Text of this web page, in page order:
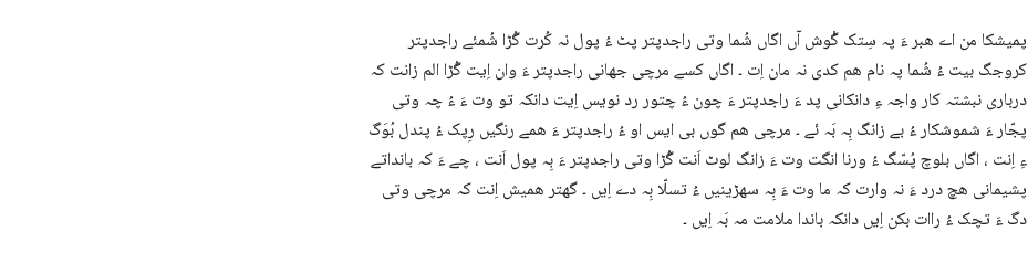
پمیشکا من اے ھبر ءَ پہ سِتک گْوش آں اگاں شُما وتی راجدپتر پٹ ءُ پول نہ کُرت گُڑا شُمئے راجدپتر
کروجگ بیت ءُ شُما پہ نام ھم کدی نہ مان اِت ۔ اگاں کسے مرچی جھانی راجدپتر ءَ وان اِیت گُڑا الم زانت کہ
درباری نبشتہ کار واجہ ءِ دانکانی پد ءَ راجدپتر ءَ چون ءُ چتور رد نویس اِیت دانکہ تو وت ءَ ءُ چہ وتی
پجّار ءَ شموشکار ءُ بے زانگ بِہ بَہ ئے ۔ مرچی ھم گوں بی ایس او ءُ راجدپتر ءَ ھمے رنگیں رِپک ءُ پندل بُوَگ
ءِ اِنت ، اگاں بلوچ پُسّگ ءُ ورنا انگت وت ءَ زانگ لوٹ اَنت گُڑا وتی راجدپتر ءَ بِہ پول اَنت ، چے ءَ کہ بانداتے
پشیمانی ھچ درد ءَ نہ وارت کہ ما وت ءَ بِہ سھڑینیں ءُ تسلّا بِہ دے اِیں ۔ گھتر ھمیش اِنت کہ مرچی وتی
دگ ءَ تچک ءُ راات بکن اِیں دانکہ باندا ملامت مہ بَہ اِیں ۔